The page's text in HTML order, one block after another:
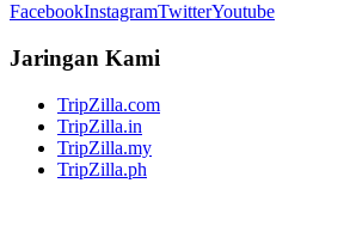
FacebookInstagramTwitterYoutube
Jaringan Kami
TripZilla.com
TripZilla.in
TripZilla.my
TripZilla.ph